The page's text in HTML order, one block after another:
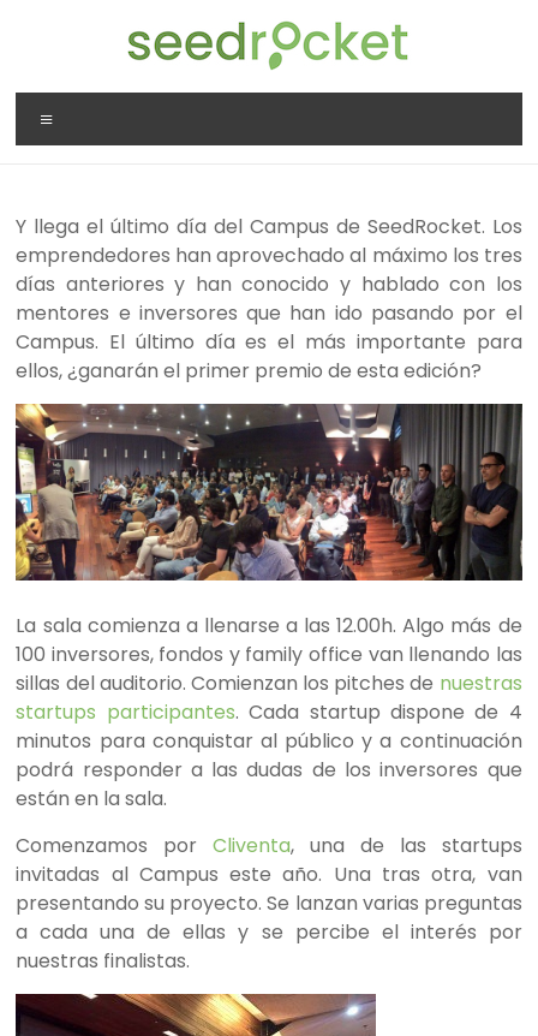
SeedRocket
La
que
nació
en
España
para
startups
TIC
en
fase
inicial
Y llega el último día del Campus de SeedRocket. Los
emprendedores han aprovechado al máximo los tres
días anteriores y han conocido y hablado con los
mentores e inversores que han ido pasando por el
Campus. El último día es el más importante para
ellos, ¿ganarán el primer premio de esta edición?
La sala comienza a llenarse a las 12.00h. Algo más de
100 inversores, fondos y family office van llenando las
sillas del auditorio. Comienzan los pitches de nuestras
startups participantes. Cada startup dispone de 4
minutos para conquistar al público y a continuación
podrá responder a las dudas de los inversores que
están en la sala.
Comenzamos porCliventa, una de las startups
invitadas al Campus este año. Una tras otra, van
presentando su proyecto. Se lanzan varias preguntas
a cada una de ellas y se percibe el interés por
nuestras finalistas.